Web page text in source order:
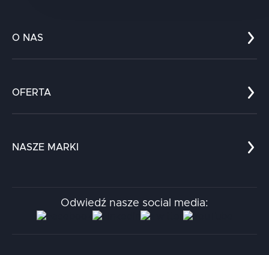
O NAS
Kariera
Kontakt
OFERTA
Chatboty
NASZE MARKI
Aidapta
AI & NLP Day
Odwiedź nasze social media: